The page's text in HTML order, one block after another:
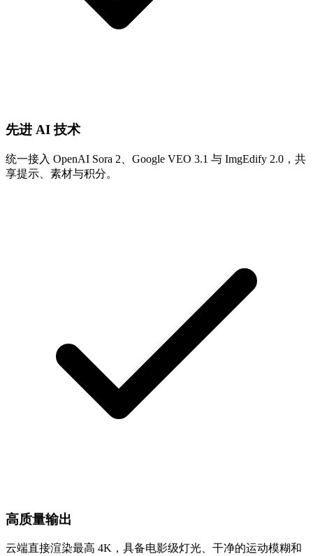
先进 AI 技术
统一接入 OpenAI Sora 2、Google VEO 3.1 与 ImgEdify 2.0，共
享提示、素材与积分。
高质量输出
云端直接渲染最高 4K，具备电影级灯光、干净的运动模糊和